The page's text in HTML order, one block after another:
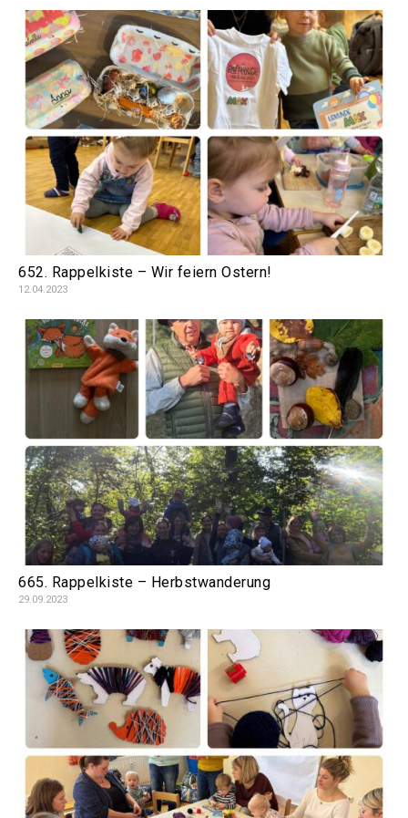
652. Rappelkiste – Wir feiern Ostern!
12.04.2023
665. Rappelkiste – Herbstwanderung
29.09.2023